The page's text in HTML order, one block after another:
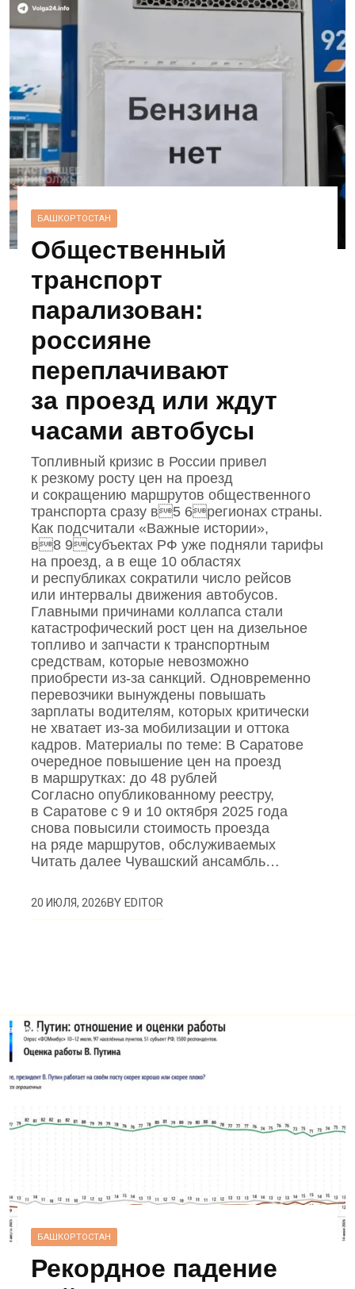
БАШКОРТОСТАН
Общественный
транспорт
парализован:
россияне
переплачивают
за проезд или ждут
часами автобусы
Топливный кризис в России привел
к резкому росту цен на проезд
и сокращению маршрутов общественного
транспорта сразу в5 6регионах страны.
Как подсчитали «Важные истории»,
в8 9субъектах РФ уже подняли тарифы
на проезд, а в еще 10 областях
и республиках сократили число рейсов
или интервалы движения автобусов.
Главными причинами коллапса стали
катастрофический рост цен на дизельное
топливо и запчасти к транспортным
средствам, которые невозможно
приобрести из‑за санкций. Одновременно
перевозчики вынуждены повышать
зарплаты водителям, которых критически
не хватает из‑за мобилизации и оттока
кадров. Материалы по теме: В Саратове
очередное повышение цен на проезд
в маршрутках: до 48 рублей
Согласно опубликованному реестру,
в Саратове с 9 и 10 октября 2025 года
снова повысили стоимость проезда
на ряде маршрутов, обслуживаемых
Читать далее Чувашский ансамбль…
20 ИЮЛЯ, 2026BYEDITOR
БАШКОРТОСТАН
Рекордное падение